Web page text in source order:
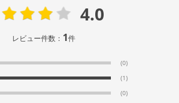
4.0
レビュー件数： 1件
(0)
(1)
(0)